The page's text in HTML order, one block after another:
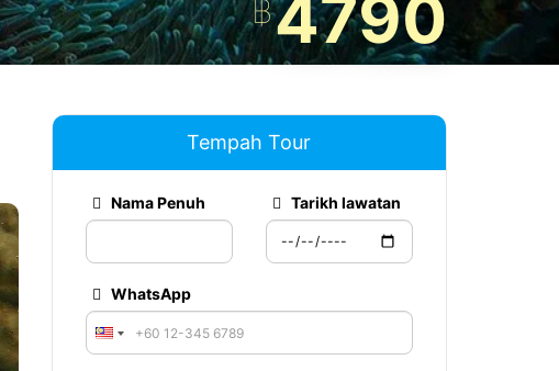
฿4790
Tempah Tour
Nama Penuh Tarikh lawatan
WhatsApp